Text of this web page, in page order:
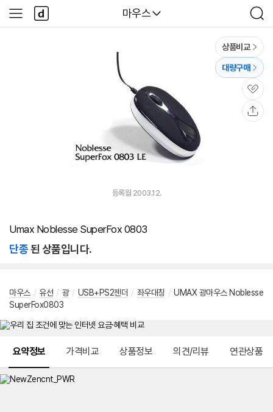
다나와
마우스
검
색
사
이
다
나
와
상품비교
대량구매
관
심
등록월 2003.12.
Umax Noblesse SuperFox 0803
단종된 상품입니다.
마우스 / 유선 / 광 / USB+PS2젠더 / 좌우대칭 / UMAX 광마우스 Noblesse
SuperFox0803
요약정보 가격비교 상품정보 의견/리뷰 연관상품